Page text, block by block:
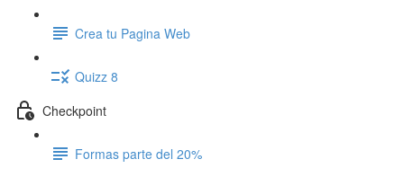
Crea tu Pagina Web
Quizz 8
Checkpoint
Formas parte del 20%